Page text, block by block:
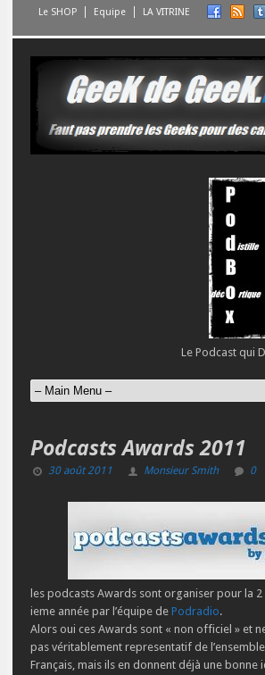
Le SHOP Equipe LA VITRINE
Le Podcast qui
Podcasts Awards 2011
30 août 2011 Monsieur Smith 0
les podcasts Awards sont organiser pour la 2
ieme année par l’équipe de Podradio.
Alors oui ces Awards sont « non officiel » et
pas véritablement representatif de
Français, mais ils en donnent déjà une bonne